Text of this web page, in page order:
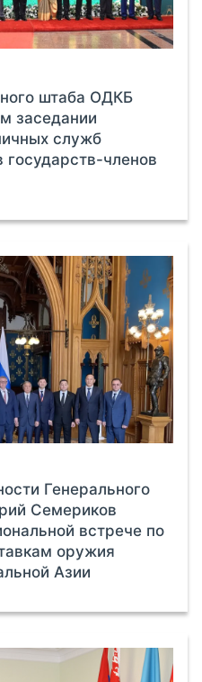
штаба ОДКБ
заседании
служб
государств-членов
Генерального
Семериков
встрече по
оружия
Азии